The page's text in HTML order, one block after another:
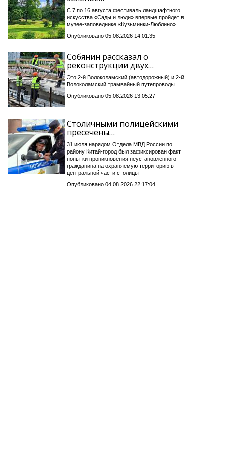
С 7 по 16 августа фестиваль ландшафтного
искусства «Сады и люди» впервые пройдет в
музее-заповеднике «Кузьминки-Люблино»
Опубликовано 05.08.2026 14:01:35
Собянин рассказал о
реконструкции двух…
Это 2-й Волоколамский (автодорожный) и 2-й
Волоколамский трамвайный путепроводы
Опубликовано 05.08.2026 13:05:27
Столичными полицейскими
пресечены…
31 июля нарядом Отдела МВД России по
району Китай-город был зафиксирован факт
попытки проникновения неустановленного
гражданина на охраняемую территорию в
центральной части столицы
Опубликовано 04.08.2026 22:17:04